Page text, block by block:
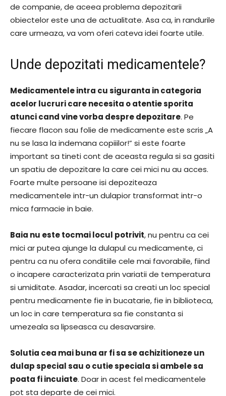
de companie, de aceea problema depozitarii
obiectelor este una de actualitate. Asa ca, in randurile
care urmeaza, va vom oferi cateva idei foarte utile.
Unde depozitati medicamentele?
Medicamentele intra cu siguranta in categoria
acelor lucruri care necesita o atentie sporita
atunci cand vine vorba despre depozitare. Pe
fiecare flacon sau folie de medicamente este scris „A
nu se lasa la indemana copiiilor!” si este foarte
important sa tineti cont de aceasta regula si sa gasiti
un spatiu de depozitare la care cei mici nu au acces.
Foarte multe persoane isi depoziteaza
medicamentele intr-un dulapior transformat intr-o
mica farmacie in baie.
Baia nu este tocmai locul potrivit, nu pentru ca cei
mici ar putea ajunge la dulapul cu medicamente, ci
pentru ca nu ofera conditiile cele mai favorabile, fiind
o incapere caracterizata prin variatii de temperatura
si umiditate. Asadar, incercati sa creati un loc special
pentru medicamente fie in bucatarie, fie in biblioteca,
un loc in care temperatura sa fie constanta si
umezeala sa lipseasca cu desavarsire.
Solutia cea mai buna ar fi sa se achizitioneze un
dulap special sau o cutie speciala si ambele sa
poata fi incuiate. Doar in acest fel medicamentele
pot sta departe de cei mici.